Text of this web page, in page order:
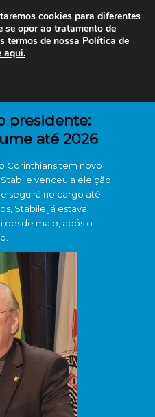
presidente:
até 2026
Corinthians tem novo
venceu a eleição
seguirá no cargo até
Stabile já estava
desde maio, após o
cookies para diferentes
se opor ao tratamento de
termos de nossa Política de
aqui.